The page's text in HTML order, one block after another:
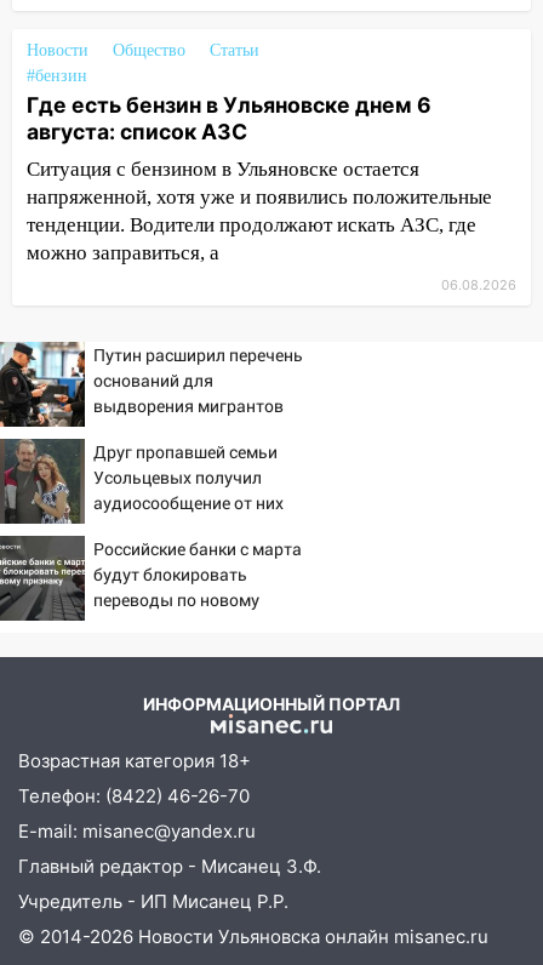
августа: список АЗС
11:50
Заснул рядом с ребёнком и
случайно задушил его: суд вынес
приговор
11:38 В Ленинском районе пожар
полностью уничтожил дачный дом и
сарай
В Госдуме предложили отменить
11:25
В Ульяновске ИИ будет выявлять
нарушителей на контейнерных
площадках
11:20
Ульяновская шахматистка
Валерия Клейменова выиграла два
золота в составе сборной мира
11:16
В Ульяновске открыли памятную
доску декабристу Кондратию Рылееву
10:40
нашли потерявшегося в заброшенных
На нескольких улицах Ульяновска
временно отключили холодную воду
10:14 В Ульяновске двоих участников
коррупционной схемы при ЦГКБ
отправили в колонию на 7 и 8 лет
09:52 Ночью беспилотники сбили над
соседними Татарстаном и Саратовской
областью
Новости Общество
Статьи
#бензин
Где есть бензин в Ульяновске днем 6
августа: список АЗС
Ситуация с бензином в Ульяновске остается
напряженной, хотя уже и появились положительные
тенденции. Водители продолжают искать АЗС, где
можно заправиться, а
06.08.2026
Путин расширил перечень
оснований для
выдворения мигрантов
Друг пропавшей семьи
Усольцевых получил
аудиосообщение от них
Российские банки с марта
будут блокировать
переводы по новому
ИНФОРМАЦИОННЫЙ ПОРТАЛ
Возрастная категория 18+
Телефон: (8422) 46-26-70
E-mail: misanec@yandex.ru
Главный редактор - Мисанец З.Ф.
Учредитель - ИП Мисанец Р.Р.
© 2014-2026 Новости Ульяновска онлайн misanec.ru